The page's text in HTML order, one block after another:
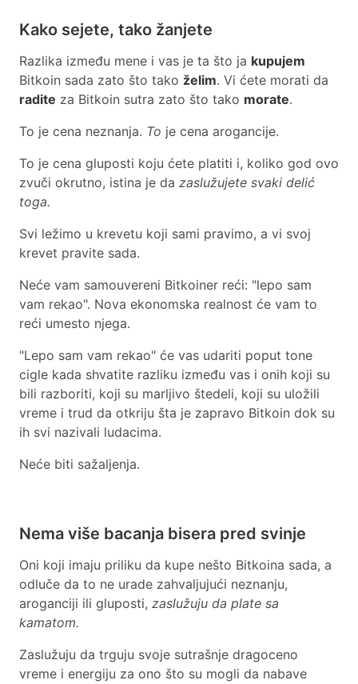
Kako sejete, tako žanjete
Razlika između mene i vas je ta što ja kupujem
Bitkoin sada zato što tako želim. Vi ćete morati da
radite za Bitkoin sutra zato što tako morate.
To je cena neznanja. To je cena arogancije.
To je cena gluposti koju ćete platiti i, koliko god ovo
zvuči okrutno, istina je da zaslužujete svaki delić
toga.
Svi ležimo u krevetu koji sami pravimo, a vi svoj
krevet pravite sada.
Neće vam samouvereni Bitkoiner reći: "lepo sam
vam rekao". Nova ekonomska realnost će vam to
reći umesto njega.
"Lepo sam vam rekao" će vas udariti poput tone
cigle kada shvatite razliku između vas i onih koji su
bili razboriti, koji su marljivo štedeli, koji su uložili
vreme i trud da otkriju šta je zapravo Bitkoin dok su
ih svi nazivali ludacima.
Neće biti sažaljenja.
Nema više bacanja bisera pred svinje
Oni koji imaju priliku da kupe nešto Bitkoina sada, a
odluče da to ne urade zahvaljujući neznanju,
aroganciji ili gluposti, zaslužuju da plate sa
kamatom.
Zaslužuju da trguju svoje sutrašnje dragoceno
vreme i energiju za ono što su mogli da nabave